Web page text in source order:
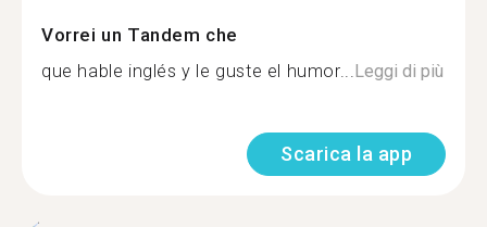
Vorrei un Tandem che
que hable inglés y le guste el humor...Leggi di più
Scarica la app